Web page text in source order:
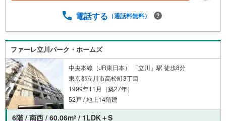
の武蔵村山・東大和エリアを中心に物件情報をお届け致し
エリアの耳より情報を熟知した専門スタッフにお気軽にご
相談下さい。
電話する （通話料無料）
ファーレ立川パーク・ホームズ
中央本線（JR東日本） 「立川」駅 徒歩8分
東京都立川市高松町3丁目
1999年11月（築27年）
52戸 / 地上14階建
6階 / 南西 / 60.06m2 / 1LDK＋S